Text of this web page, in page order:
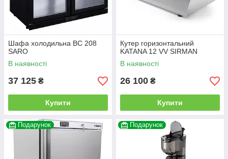
Шафа холодильна BC 208
SARO
В наявності
37 125 ₴
Купити
Кутер горизонтальний
KATANA 12 VV SIRMAN
В наявності
26 100 ₴
Купити
Подарунок Подарунок